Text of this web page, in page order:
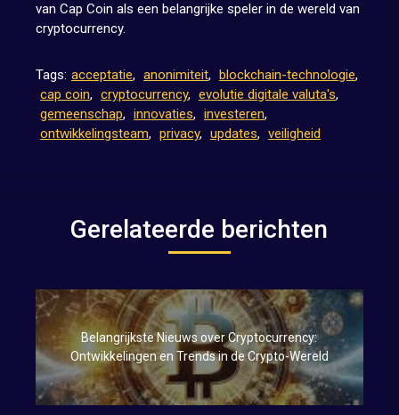
van Cap Coin als een belangrijke speler in de wereld van
cryptocurrency.
Tags: acceptatie, anonimiteit, blockchain-technologie,
cap coin, cryptocurrency, evolutie digitale valuta's,
gemeenschap, innovaties, investeren,
ontwikkelingsteam, privacy, updates, veiligheid
Gerelateerde berichten
Belangrijkste Nieuws over Cryptocurrency:
Ontwikkelingen en Trends in de Crypto-Wereld